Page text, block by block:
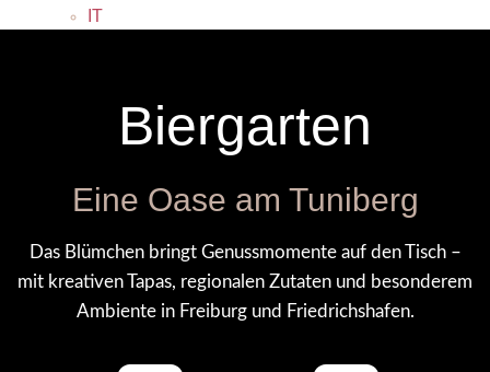
IT
Biergarten
Eine Oase am Tuniberg
Das Blümchen bringt Genussmomente auf den Tisch –
mit kreativen Tapas, regionalen Zutaten und besonderem
Ambiente in Freiburg und Friedrichshafen.